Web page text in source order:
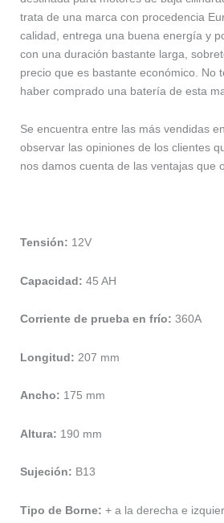
trata de una marca con procedencia
calidad, entrega una buena energía y
con una duración bastante larga,
precio que es bastante económico. No
haber comprado una batería de esta
Se encuentra entre las más vendidas
observar las opiniones de los clientes
nos damos cuenta de las ventajas que
Tensión: 12V
Capacidad: 45 AH
Corriente de prueba en frío: 360A
Longitud: 207 mm
Ancho: 175 mm
Altura: 190 mm
Sujeción: B13
Tipo de Borne: + a la derecha e